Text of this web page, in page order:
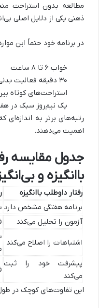
مطالعه بدون استراحت
ذهنی یکی از دلایل اصلی
در برنامه خود حتماً این
خواب ۶ تا ۸ ساعت
۳۰ دقیقه فعالیت بدنی سبک
استراحت‌های کوتاه
یک نیم‌روز سبک در
رتبه‌های برتر به
اهمیت می‌دهند.
جدول مقایسه
باانگیزه و
رفتار داوطلب باانگیزه
برنامه هفتگی مشخص دارد
آزمون را تحلیل می‌کند
اشتباهات را اصلاح می‌کند
پیشرفت خود را ثبت
می‌کند
این تفاوت‌های کوچک در طول